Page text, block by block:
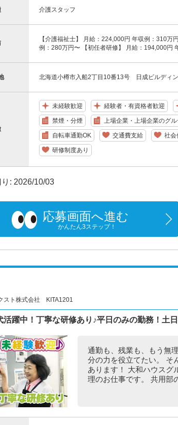
介護スタッフ
【介護福祉士】 月給：224,000円 年収例：310万
例：280万円〜 【初任者研修】 月給：194,000円
北海道小樽市入船2丁目10番13号 日成ビルディ
未経験歓迎 経験者・有資格者歓迎
禁煙・分煙 上場企業・上場企業のグ
自転車通勤OK 交通費支給 社会
研修制度あり
: 2026/10/03
応募画面へ進む
かんたん3ステップ！
スト株式会社 KITA1201
活躍中！丁寧な研修あり♪平日のみの勤務！土
通勤も、残業も、もう無
分の力を役立てたい。 そ
あります！ 大和ハウスグ
理のお仕事です。 共用部